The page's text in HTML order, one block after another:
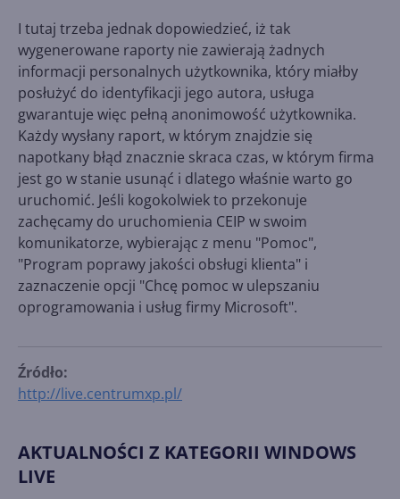
I tutaj trzeba jednak dopowiedzieć, iż tak
wygenerowane raporty nie zawierają żadnych
informacji personalnych użytkownika, który miałby
posłużyć do identyfikacji jego autora, usługa
gwarantuje więc pełną anonimowość użytkownika.
Każdy wysłany raport, w którym znajdzie się
napotkany błąd znacznie skraca czas, w którym firma
jest go w stanie usunąć i dlatego właśnie warto go
uruchomić. Jeśli kogokolwiek to przekonuje
zachęcamy do uruchomienia CEIP w swoim
komunikatorze, wybierając z menu "Pomoc",
"Program poprawy jakości obsługi klienta" i
zaznaczenie opcji "Chcę pomoc w ulepszaniu
oprogramowania i usług firmy Microsoft".
Źródło:
http://live.centrumxp.pl/
AKTUALNOŚCI Z KATEGORII WINDOWS
LIVE